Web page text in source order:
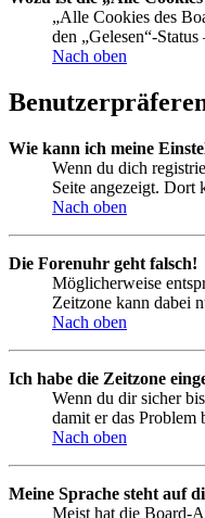
„Alle Cookies des
den „Gelesen“-
Nach oben
Wie kann ich meine
Wenn du dich
Seite angezeigt. Dort
Nach oben
Die Forenuhr geht falsch!
Möglicherweise
Zeitzone kann dabei
Nach oben
Ich habe die Zeitzone
Wenn du dir sicher
damit er das Problem
Nach oben
Meine Sprache steht auf
Meist hat die Board-